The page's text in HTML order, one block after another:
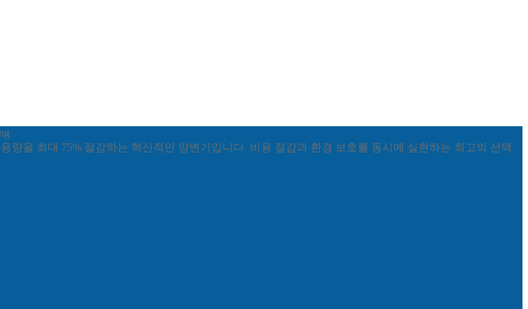
량을 최대 75% 절감하는 혁신적인 양변기입니다. 비용 절감과 환경 보호를 동시에 실현하는 최고의 선택